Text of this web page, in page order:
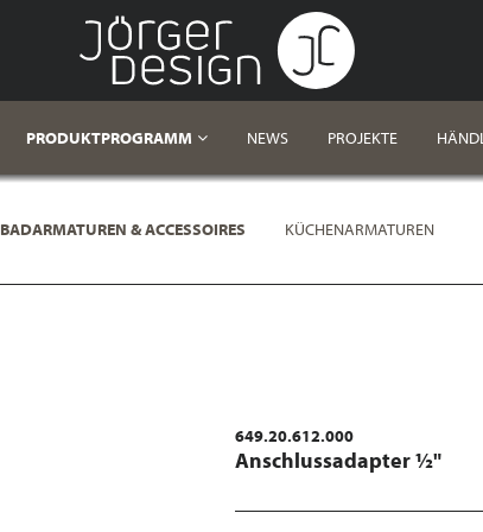
PRODUKTPROGRAMM NEWS PROJEKTE
BADARMATUREN & ACCESSOIRES KÜCHENARMATUREN
649.20.612.000
Anschlussadapter ½"